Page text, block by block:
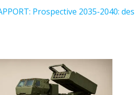
Prospective 2035-2040: des